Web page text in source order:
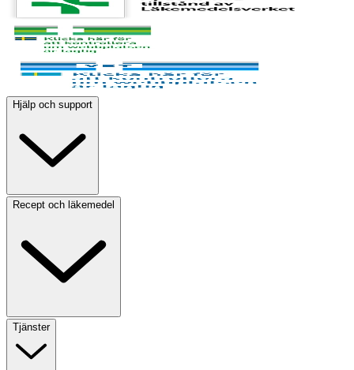
Hjälp och support
Recept och läkemedel
Tjänster